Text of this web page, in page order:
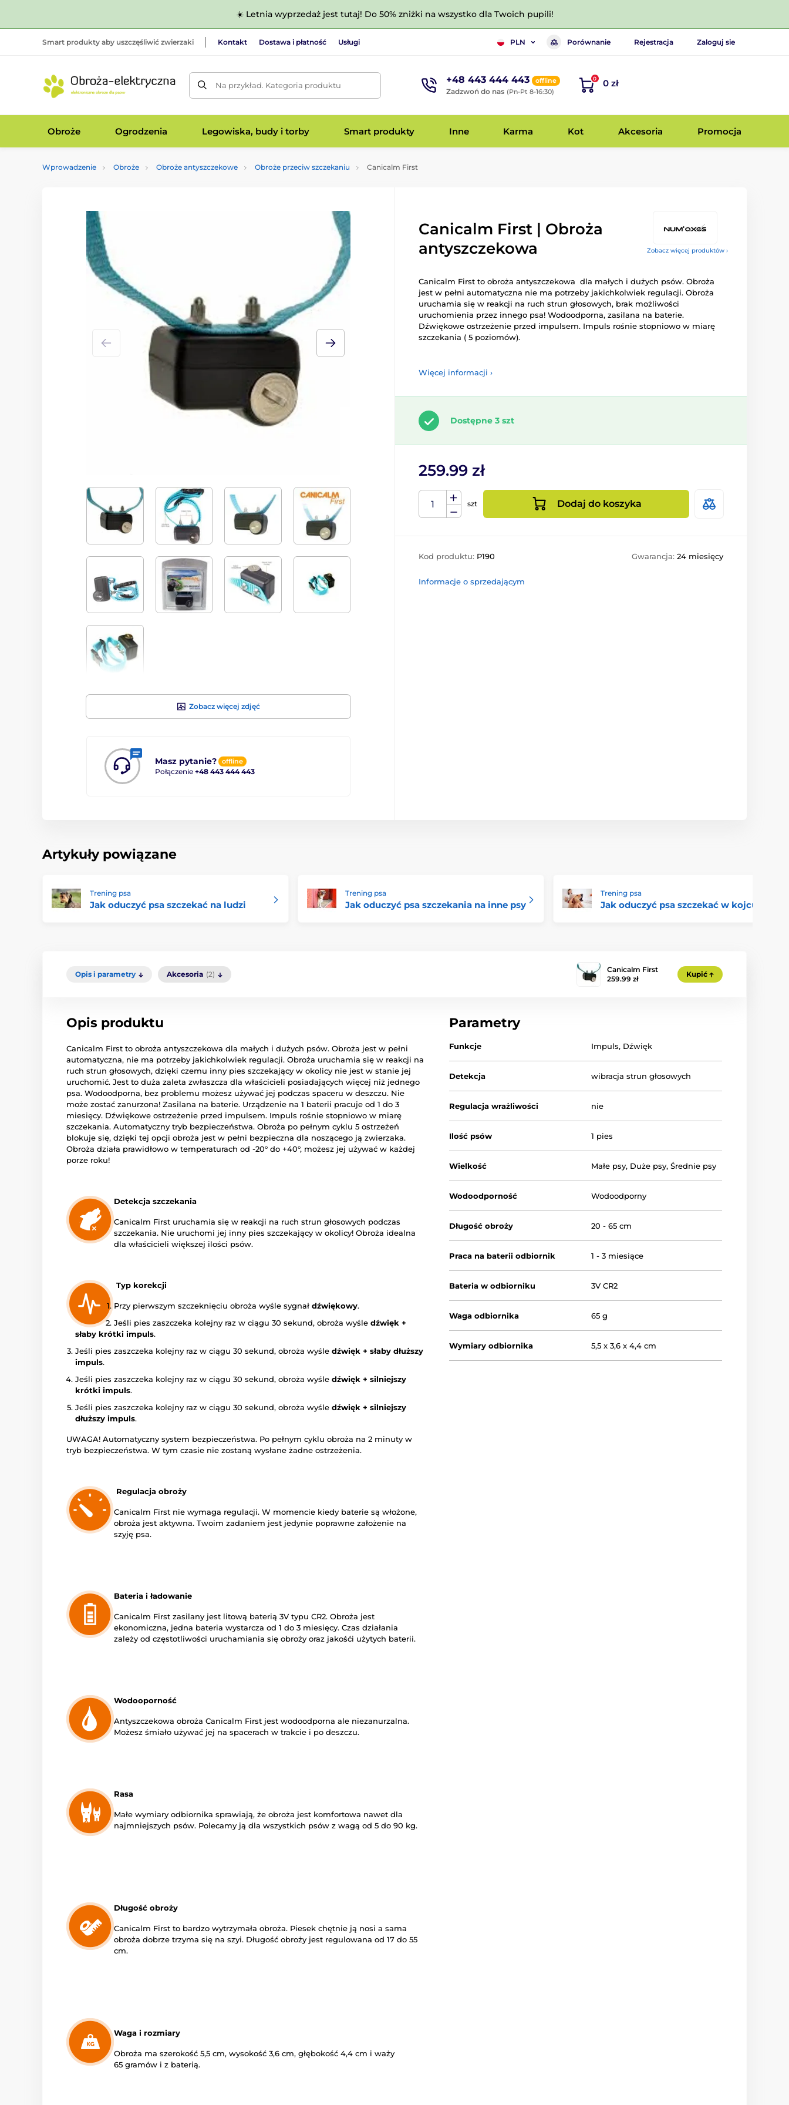
☀️ Letnia wyprzedaż jest tutaj! Do 50% zniżki na wszystko dla Twoich pupili!
Smart produkty aby uszczęśliwić zwierzaki Kontakt Dostawa i płatność Usługi PLN Porównanie Rejestracja Zaloguj sie
Na przykład. Kategoria produktu +48 443 444 443 offline
Zadzwoń do nas (Pn-Pt 8-16:30)
0 0 zł
Obroże Ogrodzenia Legowiska, budy i torby Smart produkty Inne Karma Kot Akcesoria Promocja
Wprowadzenie Obroże Obroże antyszczekowe Obroże przeciw szczekaniu Canicalm First
Zobacz więcej produktów ›
Zobacz więcej zdjęć
Masz pytanie? offline
Połączenie +48 443 444 443
Canicalm First | Obroża
antyszczekowa
Canicalm First to obroża antyszczekowa dla małych i dużych psów. Obroża
jest w pełni automatyczna nie ma potrzeby jakichkolwiek regulacji. Obroża
uruchamia się w reakcji na ruch strun głosowych, brak możliwości
uruchomienia przez innego psa! Wodoodporna, zasilana na baterie.
Dźwiękowe ostrzeżenie przed impulsem. Impuls rośnie stopniowo w miarę
szczekania ( 5 poziomów).
Więcej informacji ›
Dostępne 3 szt
259.99 zł
szt Dodaj do koszyka
Kod produktu: P190 Gwarancja: 24 miesięcy
Informacje o sprzedającym
Artykuły powiązane
Trening psa
Jak oduczyć psa szczekać na ludzi
Trening psa
Jak oduczyć psa szczekania na inne psy
Trening psa
Jak oduczyć psa szczekać w kojcu
Opis i parametry Akcesoria (2)
Canicalm First
259.99 zł
Kupić
Opis produktu
Canicalm First to obroża antyszczekowa dla małych i dużych psów. Obroża jest w pełni
automatyczna, nie ma potrzeby jakichkolwiek regulacji. Obroża uruchamia się w reakcji na
ruch strun głosowych, dzięki czemu inny pies szczekający w okolicy nie jest w stanie jej
uruchomić. Jest to duża zaleta zwłaszcza dla właścicieli posiadających więcej niż jednego
psa. Wodoodporna, bez problemu możesz używać jej podczas spaceru w deszczu. Nie
może zostać zanurzona! Zasilana na baterie. Urządzenie na 1 baterii pracuje od 1 do 3
miesięcy. Dźwiękowe ostrzeżenie przed impulsem. Impuls rośnie stopniowo w miarę
szczekania. Automatyczny tryb bezpieczeństwa. Obroża po pełnym cyklu 5 ostrzeżeń
blokuje się, dzięki tej opcji obroża jest w pełni bezpieczna dla noszącego ją zwierzaka.
Obroża działa prawidłowo w temperaturach od -20° do +40°, możesz jej używać w każdej
porze roku!
Detekcja szczekania
Canicalm First uruchamia się w reakcji na ruch strun głosowych podczas
szczekania. Nie uruchomi jej inny pies szczekający w okolicy! Obroża idealna
dla właścicieli większej ilości psów.
Typ korekcji
Przy pierwszym szczeknięciu obroża wyśle sygnał dźwiękowy.
Jeśli pies zaszczeka kolejny raz w ciągu 30 sekund, obroża wyśle dźwięk +
słaby krótki impuls.
Jeśli pies zaszczeka kolejny raz w ciągu 30 sekund, obroża wyśle dźwięk + słaby dłuższy
impuls.
Jeśli pies zaszczeka kolejny raz w ciągu 30 sekund, obroża wyśle dźwięk + silniejszy
krótki impuls.
Jeśli pies zaszczeka kolejny raz w ciągu 30 sekund, obroża wyśle dźwięk + silniejszy
dłuższy impuls.
UWAGA! Automatyczny system bezpieczeństwa. Po pełnym cyklu obroża na 2 minuty w
tryb bezpieczeństwa. W tym czasie nie zostaną wysłane żadne ostrzeżenia.
Regulacja obroży
Canicalm First nie wymaga regulacji. W momencie kiedy baterie są włożone,
obroża jest aktywna. Twoim zadaniem jest jedynie poprawne założenie na
szyję psa.
Bateria i ładowanie
Canicalm First zasilany jest litową baterią 3V typu CR2. Obroża jest
ekonomiczna, jedna bateria wystarcza od 1 do 3 miesięcy. Czas działania
zależy od częstotliwości uruchamiania się obroży oraz jakośći użytych baterii.
Wodooporność
Antyszczekowa obroża Canicalm First jest wodoodporna ale niezanurzalna.
Możesz śmiało używać jej na spacerach w trakcie i po deszczu.
Rasa
Małe wymiary odbiornika sprawiają, że obroża jest komfortowa nawet dla
najmniejszych psów. Polecamy ją dla wszystkich psów z wagą od 5 do 90 kg.
Długość obroży
Canicalm First to bardzo wytrzymała obroża. Piesek chętnie ją nosi a sama
obroża dobrze trzyma się na szyi. Długość obroży jest regulowana od 17 do 55
cm.
Waga i rozmiary
Obroża ma szerokość 5,5 cm, wysokość 3,6 cm, głębokość 4,4 cm i waży
65 gramów i z baterią.
Parametry
Funkcje Impuls, Dźwięk
Detekcja wibracja strun głosowych
Regulacja wrażliwości nie
Ilość psów 1 pies
Wielkość Małe psy, Duże psy,Średnie psy
Wodoodporność Wodoodporny
Długość obroży 20 - 65 cm
Praca na baterii odbiornik 1 - 3 miesiące
Bateria w odbiorniku 3V CR2
Waga odbiornika 65 g
Wymiary odbiornika 5,5 x 3,6 x 4,4 cm